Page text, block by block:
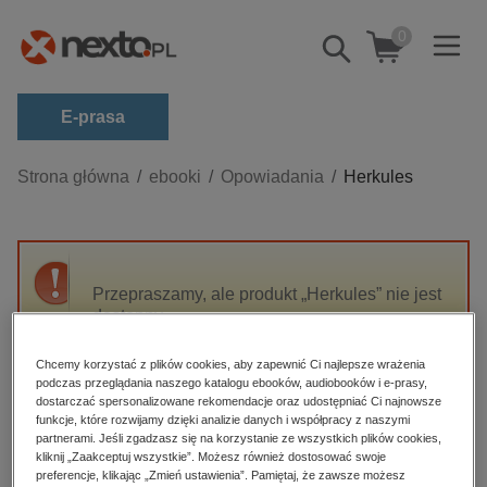
Pokaż/schowaj
wyszukiwarkę
0
E-prasa
Kategorie
biznesowe, branżowe, gospodarka
dzienniki
edukacja
hobby, sport, rozrywka
komputery, internet, technologie, informatyka
Strona główna ebooki Opowiadania Herkules
Przepraszamy, ale produkt „Herkules” nie jest
dostępny.
High-contrast mode
Polecane
Chcemy korzystać z plików cookies, aby zapewnić Ci najlepsze wrażenia
podczas przeglądania naszego katalogu ebooków, audiobooków i e-prasy,
dostarczać spersonalizowane rekomendacje oraz udostępniać Ci najnowsze
funkcje, które rozwijamy dzięki analizie danych i współpracy z naszymi
partnerami. Jeśli zgadzasz się na korzystanie ze wszystkich plików cookies,
kliknij „Zaakceptuj wszystkie”. Możesz również dostosować swoje
preferencje, klikając „Zmień ustawienia”. Pamiętaj, że zawsze możesz